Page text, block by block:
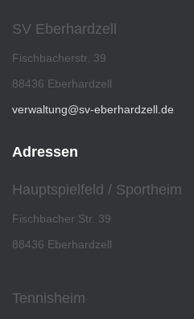
SV Eberhardzell
Fischbacherstr. 39
88436 Eberhardzell
verwaltung@sv-eberhardzell.de
Adressen
Hauptspielfeld / Sportheim
Fischbacher Str. 39
88436 Eberhardzell
Tennisheim